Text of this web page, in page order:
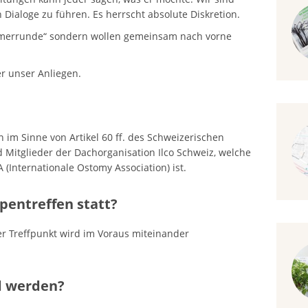
zu führen. Es herrscht absolute Diskretion.
sondern wollen gemeinsam nach vorne
unser Anliegen.
Sinne von Artikel 60 ff. des Schweizerischen
der Dachorganisation Ilco Schweiz, welche
Ostomy Association) ist.
statt?
Treffpunkt wird im Voraus miteinander
werden?